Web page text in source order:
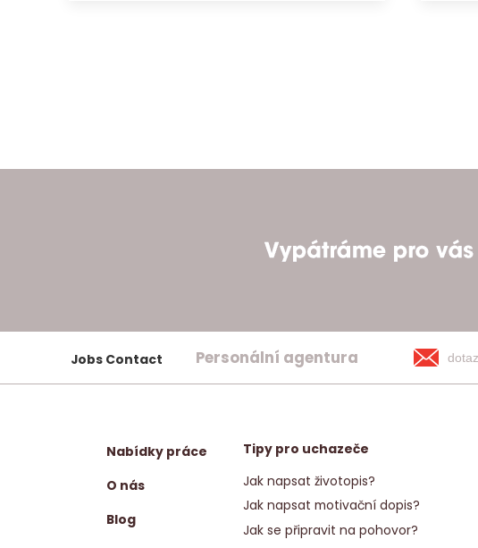
Jobs Contact Personální agentura
Nabídky práce
O nás
Blog
Tipy pro uchazeče
Jak napsat životopis?
Jak napsat motivační dopis?
Jak se připravit na pohovor?